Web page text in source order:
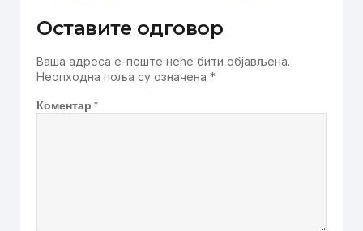
Оставите одговор
Ваша адреса е-поште неће бити објављена.
Неопходна поља су означена *
Коментар *